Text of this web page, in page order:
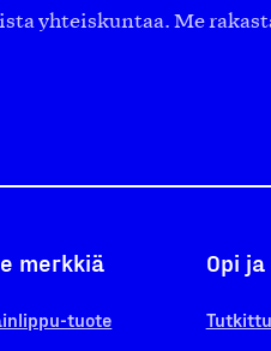
yhteiskuntaa. Me
merkkiä
tuote
Opi